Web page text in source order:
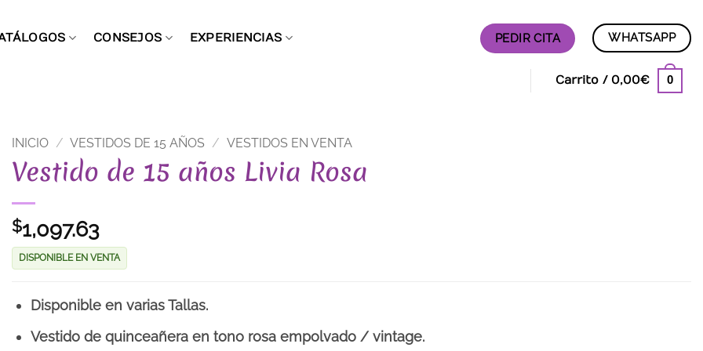
CONSEJOS EXPERIENCIAS PEDIR CITA WHATSAPP
Carrito / 0,00€ 0
INICIO / VESTIDOS DE 15 AÑOS / VESTIDOS EN VENTA
Vestido de 15 años Livia Rosa
$1,097.63
DISPONIBLE EN VENTA
Disponible en varias Tallas.
Vestido de quinceañera en tono rosa empolvado / vintage.